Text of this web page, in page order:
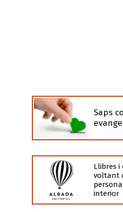
Saps
Llibres i
voltant
interior